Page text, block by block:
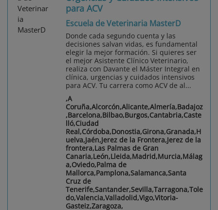
para ACV
Escuela de Veterinaria MasterD
Donde cada segundo cuenta y las
decisiones salvan vidas, es fundamental
elegir la mejor formación. Si quieres ser
el mejor Asistente Clínico Veterinario,
realiza con Davante el Máster Integral en
clínica, urgencias y cuidados intensivos
para ACV. Tu carrera como ACV de al...
,A
Coruña,Alcorcón,Alicante,Almería,Badajoz
,Barcelona,Bilbao,Burgos,Cantabria,Caste
lló,Ciudad
Real,Córdoba,Donostia,Girona,Granada,H
uelva,Jaén,Jerez de la Frontera,Jerez de la
frontera,Las Palmas de Gran
Canaria,León,Lleida,Madrid,Murcia,Málag
a,Oviedo,Palma de
Mallorca,Pamplona,Salamanca,Santa
Cruz de
Tenerife,Santander,Sevilla,Tarragona,Tole
do,Valencia,Valladolid,Vigo,Vitoria-
Gasteiz,Zaragoza,